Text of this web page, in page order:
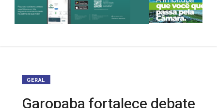
GERAL
Garopaba fortalece debate